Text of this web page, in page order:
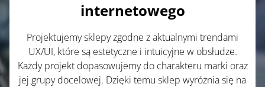
internetowego
Projektujemy sklepy zgodne z aktualnymi trendami
UX/UI, które są estetyczne i intuicyjne w obsłudze.
Każdy projekt dopasowujemy do charakteru marki oraz
jej grupy docelowej. Dzięki temu sklep wyróżnia się na